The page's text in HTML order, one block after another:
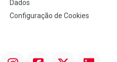
Dados
Configuração de Cookies
InstagramFacebookTwitter Linkedin